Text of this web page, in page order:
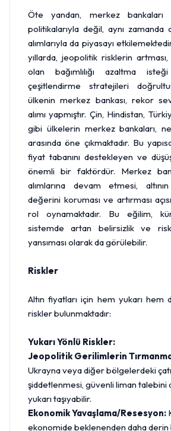
Öte yandan, merkez bankaları
politikalarıyla değil, aynı zamanda
alımlarıyla da piyasayı
yıllarda, jeopolitik risklerin
olan bağımlılığı azaltma
çeşitlendirme stratejileri
ülkenin merkez bankası, rekor
alımı yapmıştır. Çin, Hindistan,
gibi ülkelerin merkez bankaları, net
arasında öne çıkmaktadır. Bu
fiyat tabanını destekleyen ve
önemli bir faktördür. Merkez
alımlarına devam etmesi,
değerini koruması ve artırması
rol oynamaktadır. Bu eğilim,
sistemde artan belirsizlik ve risk
yansıması olarak da görülebilir.
Riskler
Altın fiyatları için hem yukarı hem
riskler bulunmaktadır:
Yukarı Yönlü Riskler:
Jeopolitik Gerilimlerin
Ukrayna veya diğer bölgelerdeki
şiddetlenmesi, güvenli liman talebini
yukarı taşıyabilir.
Ekonomik Yavaşlama/Resesyon:
ekonomide beklenenden daha derin